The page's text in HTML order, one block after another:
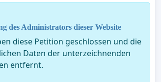
des Administrators dieser Website
diese Petition geschlossen und die
Daten der unterzeichnenden
entfernt.